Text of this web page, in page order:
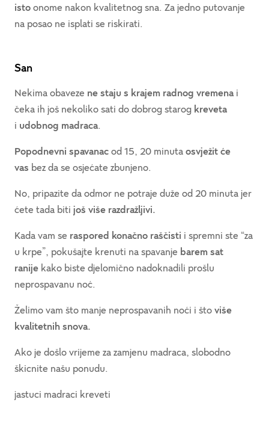
isto onome nakon kvalitetnog sna. Za jedno putovanje
na posao ne isplati se riskirati.
San
Nekima obaveze ne staju s krajem radnog vremena i
čeka ih još nekoliko sati do dobrog starog kreveta
i udobnog madraca.
Popodnevni spavanac od 15, 20 minuta osvježit će
vas bez da se osjećate zbunjeno.
No, pripazite da odmor ne potraje duže od 20 minuta jer
ćete tada biti još više razdražljivi.
Kada vam se raspored konačno raščisti i spremni ste “za
u krpe”, pokušajte krenuti na spavanje barem sat
ranije kako biste djelomično nadoknadili prošlu
neprospavanu noć.
Želimo vam što manje neprospavanih noći i što više
kvalitetnih snova.
Ako je došlo vrijeme za zamjenu madraca, slobodno
škicnite našu ponudu.
jastuci madraci kreveti